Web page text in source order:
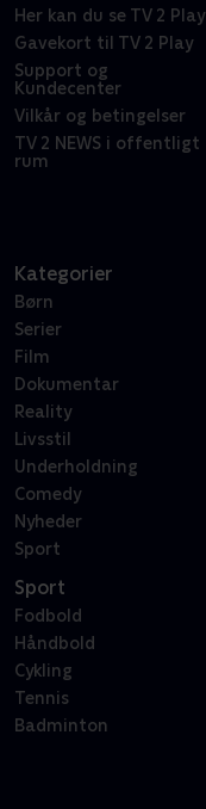
Her kan du se TV 2 Play
Gavekort til TV 2 Play
Support og
Kundecenter
Vilkår og betingelser
TV 2 NEWS i offentligt
rum
Kategorier
Børn
Serier
Film
Dokumentar
Reality
Livsstil
Underholdning
Comedy
Nyheder
Sport
Sport
Fodbold
Håndbold
Cykling
Tennis
Badminton